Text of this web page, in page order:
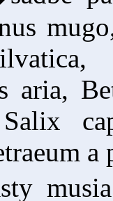
aria,
a